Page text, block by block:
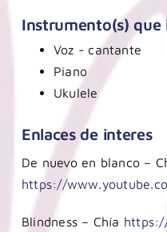
Instrumento(s)
Voz - cantante
Piano
Ukulele
Enlaces de interes
De nuevo en blanco –
https://
Blindness – Chía